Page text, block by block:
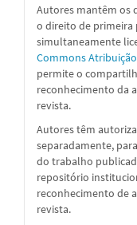
Autores mantêm os
o direito de primeira
simultaneamente
Commons
permite o
reconhecimento da
revista.
Autores têm
separadamente,
do trabalho
repositório
reconhecimento de
revista.